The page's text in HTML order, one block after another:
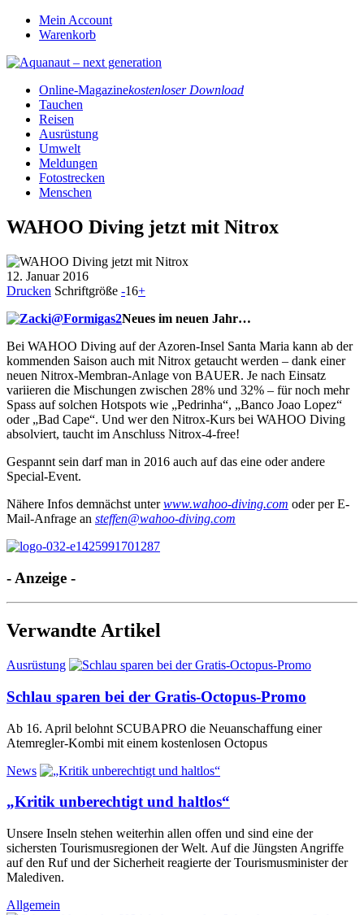
Mein Account
Warenkorb
Online-Magazinekostenloser Download
Tauchen
Reisen
Ausrüstung
Umwelt
Meldungen
Fotostrecken
Menschen
WAHOO Diving jetzt mit Nitrox
12. Januar 2016
Drucken Schriftgröße -16+
Neues im neuen Jahr…
Bei WAHOO Diving auf der Azoren-Insel Santa Maria kann ab der
kommenden Saison auch mit Nitrox getaucht werden – dank einer
neuen Nitrox-Membran-Anlage von BAUER. Je nach Einsatz
variieren die Mischungen zwischen 28% und 32% – für noch mehr
Spass auf solchen Hotspots wie „Pedrinha“, „Banco Joao Lopez“
oder „Bad Cape“. Und wer den Nitrox-Kurs bei WAHOO Diving
absolviert, taucht im Anschluss Nitrox-4-free!
Gespannt sein darf man in 2016 auch auf das eine oder andere
Special-Event.
Nähere Infos demnächst unterwww.wahoo-diving.com oder per E-
Mail-Anfrage an steffen@wahoo-diving.com
- Anzeige -
Verwandte Artikel
Ausrüstung
Schlau sparen bei der Gratis-Octopus-Promo
Ab 16. April belohnt SCUBAPRO die Neuanschaffung einer
Atemregler-Kombi mit einem kostenlosen Octopus
News
„Kritik unberechtigt und haltlos“
Unsere Inseln stehen weiterhin allen offen und sind eine der
sichersten Tourismusregionen der Welt. Auf die Jüngsten Angriffe
auf den Ruf und der Sicherheit reagierte der Tourismusminister der
Malediven.
Allgemein